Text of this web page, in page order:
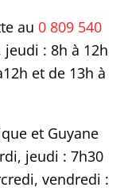
au 0 809 540
: 8h à 12h
et de 13h à
et Guyane
jeudi : 7h30
vendredi :